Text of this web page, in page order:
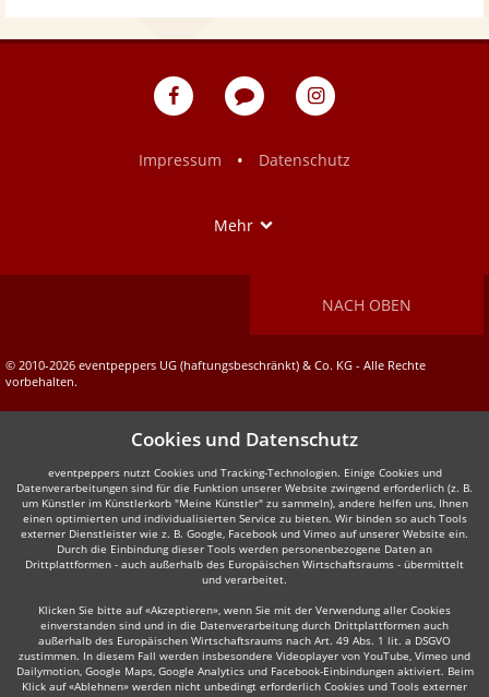
eventpeppers
Blog
eventpeppers
Impressum
• Datenschutz
Mehr
NACH OBEN
© 2010-2026 eventpeppers UG (haftungsbeschränkt) & Co. KG - Alle Rechte
vorbehalten.
Cookies und Datenschutz
eventpeppers nutzt Cookies und Tracking-Technologien. Einige Cookies und
Datenverarbeitungen sind für die Funktion unserer Website zwingend erforderlich (z. B.
um Künstler im Künstlerkorb "Meine Künstler" zu sammeln), andere helfen uns, Ihnen
einen optimierten und individualisierten Service zu bieten. Wir binden so auch Tools
externer Dienstleister wie z. B. Google, Facebook und Vimeo auf unserer Website ein.
Durch die Einbindung dieser Tools werden personenbezogene Daten an
Drittplattformen - auch außerhalb des Europäischen Wirtschaftsraums - übermittelt
und verarbeitet.
Klicken Sie bitte auf «Akzeptieren», wenn Sie mit der Verwendung aller Cookies
einverstanden sind und in die Datenverarbeitung durch Drittplattformen auch
außerhalb des Europäischen Wirtschaftsraums nach Art. 49 Abs. 1 lit. a DSGVO
zustimmen. In diesem Fall werden insbesondere Videoplayer von YouTube, Vimeo und
Dailymotion, Google Maps, Google Analytics und Facebook-Einbindungen aktiviert. Beim
Klick auf «Ablehnen» werden nicht unbedingt erforderlich Cookies und Tools externer